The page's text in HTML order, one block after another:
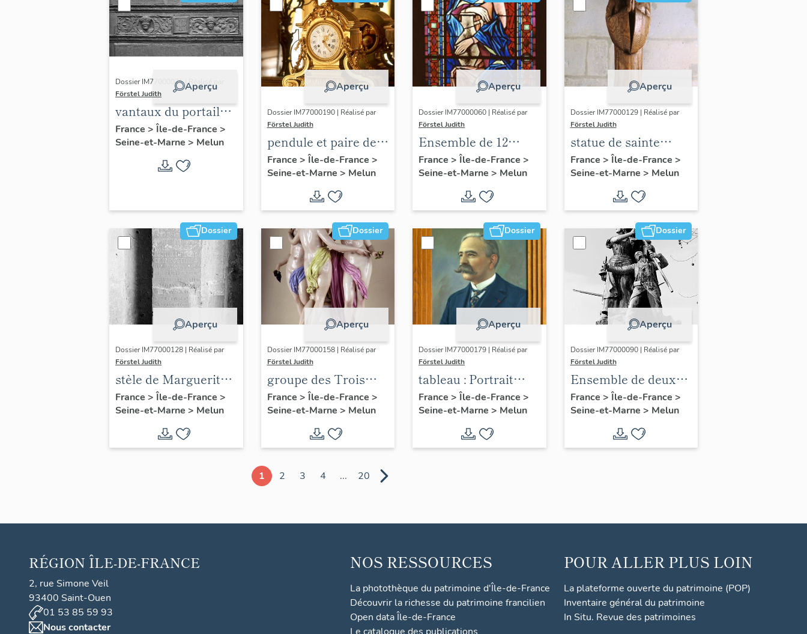
Aperçu
Dossier IM77000075 | Réalisé par
Förstel Judith
vantaux du portail
central
France > Île-de-France >
Seine-et-Marne > Melun
Aperçu
Dossier IM77000190 | Réalisé par
Förstel Judith
pendule et paire de
chandeliers assortis
France > Île-de-France >
Seine-et-Marne > Melun
Aperçu
Dossier IM77000060 | Réalisé par
Förstel Judith
Ensemble de 12
verrières de l'abside
et du choeur : Vierge
à l'Enfant, figures
bibliques et saints
France > Île-de-France >
Seine-et-Marne > Melun
Aperçu
Dossier IM77000129 | Réalisé par
Förstel Judith
statue de sainte
Thérèse de Lisieux
France > Île-de-France >
Seine-et-Marne > Melun
Dossier
Aperçu
Dossier IM77000128 | Réalisé par
Förstel Judith
stèle de Marguerite
Lamour
France > Île-de-France >
Seine-et-Marne > Melun
Dossier
Aperçu
Dossier IM77000158 | Réalisé par
Förstel Judith
groupe des Trois
Grâces
France > Île-de-France >
Seine-et-Marne > Melun
Dossier
Aperçu
Dossier IM77000179 | Réalisé par
Förstel Judith
tableau : Portrait
d'Albert Salmon,
fondateur de la
France > Île-de-France >
Seine-et-Marne > Melun
Dossier
Aperçu
Dossier IM77000090 | Réalisé par
Förstel Judith
Ensemble de deux
groupes sculptés :
Combattre pour la
France > Île-de-France >
Seine-et-Marne > Melun
1 2 3 4 ... 20
RÉGION ÎLE-DE-FRANCE
2, rue Simone Veil
93400 Saint-Ouen
01 53 85 59 93
Nous contacter
NOS RESSOURCES
La photothèque du patrimoine d'Île-de-France
Découvrir la richesse du patrimoine francilien
Open data Île-de-France
POUR ALLER PLUS LOIN
La plateforme ouverte du patrimoine (POP)
Inventaire général du patrimoine
In Situ. Revue des patrimoines